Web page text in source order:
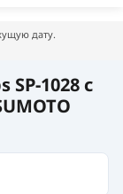
дату.
1028 с